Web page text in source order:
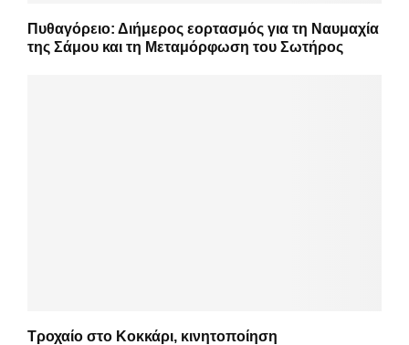
Πυθαγόρειο: Διήμερος εορτασμός για τη Ναυμαχία
της Σάμου και τη Μεταμόρφωση του Σωτήρος
Τροχαίο στο Κοκκάρι, κινητοποίηση